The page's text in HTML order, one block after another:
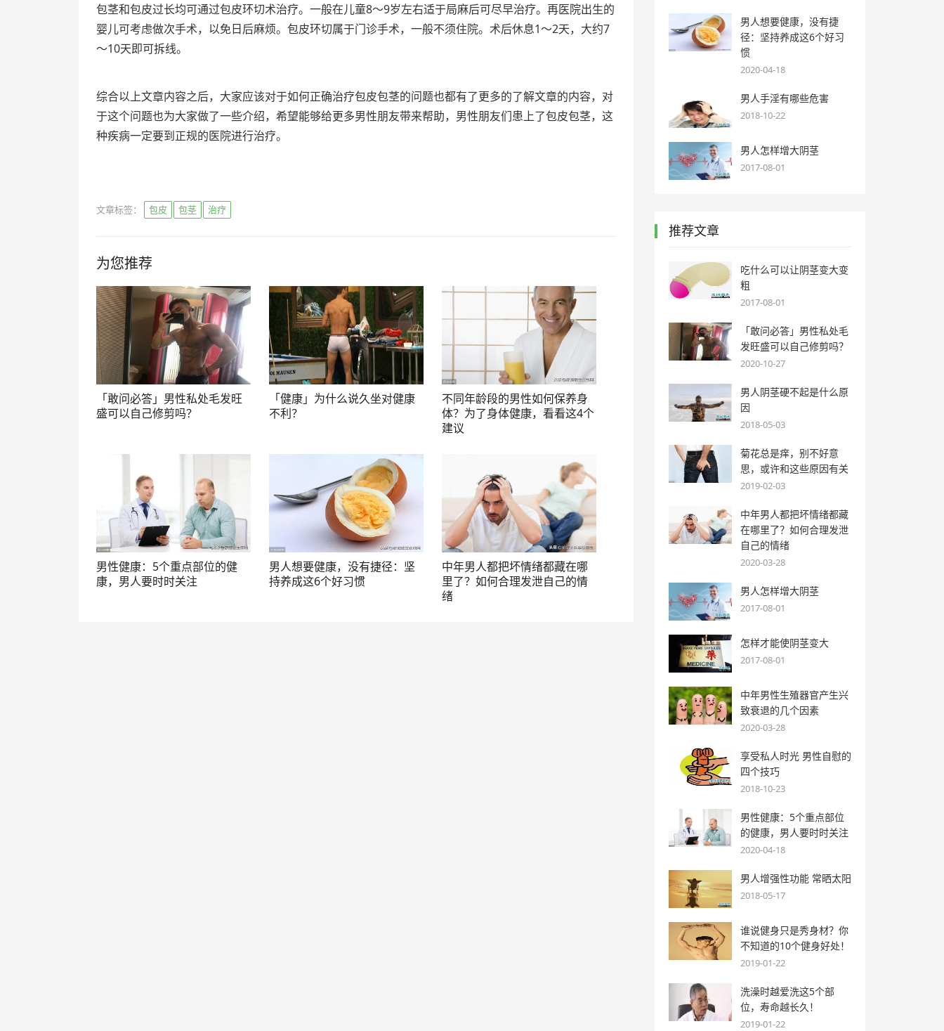
包茎和包皮过长均可通过包皮环切术治疗。一般在儿童8～9岁左右适于局麻后可尽早治疗。再医院出生的
婴儿可考虑做次手术，以免日后麻烦。包皮环切属于门诊手术，一般不须住院。术后休息1～2天，大约7
～10天即可拆线。
综合以上文章内容之后，大家应该对于如何正确治疗包皮包茎的问题也都有了更多的了解文章的内容，对
于这个问题也为大家做了一些介绍，希望能够给更多男性朋友带来帮助，男性朋友们患上了包皮包茎，这
种疾病一定要到正规的医院进行治疗。
文章标签： 包皮 包茎 治疗
为您推荐
「敢问必答」男性私处毛发旺
盛可以自己修剪吗？
「健康」为什么说久坐对健康
不利？
不同年龄段的男性如何保养身
体？为了身体健康，看看这4个
建议
男性健康：5个重点部位的健
康，男人要时时关注
男人想要健康，没有捷径：坚
持养成这6个好习惯
中年男人都把坏情绪都藏在哪
里了？如何合理发泄自己的情
绪
男人想要健康，没有捷
径：坚持养成这6个好习
惯
2020-04-18
男人手淫有哪些危害
2018-10-22
男人怎样增大阴茎
2017-08-01
推荐文章
吃什么可以让阴茎变大变
粗
2017-08-01
「敢问必答」男性私处毛
发旺盛可以自己修剪吗？
2020-10-27
男人阴茎硬不起是什么原
因
2018-05-03
菊花总是痒，别不好意
思，或许和这些原因有关
2019-02-03
中年男人都把坏情绪都藏
在哪里了？如何合理发泄
自己的情绪
2020-03-28
男人怎样增大阴茎
2017-08-01
怎样才能使阴茎变大
2017-08-01
中年男性生殖器官产生兴
致衰退的几个因素
2020-03-28
享受私人时光 男性自慰的
四个技巧
2018-10-23
男性健康：5个重点部位
的健康，男人要时时关注
2020-04-18
男人增强性功能 常晒太阳
2018-05-17
谁说健身只是秀身材？你
不知道的10个健身好处！
2019-01-22
洗澡时越爱洗这5个部
位，寿命越长久！
2019-01-22